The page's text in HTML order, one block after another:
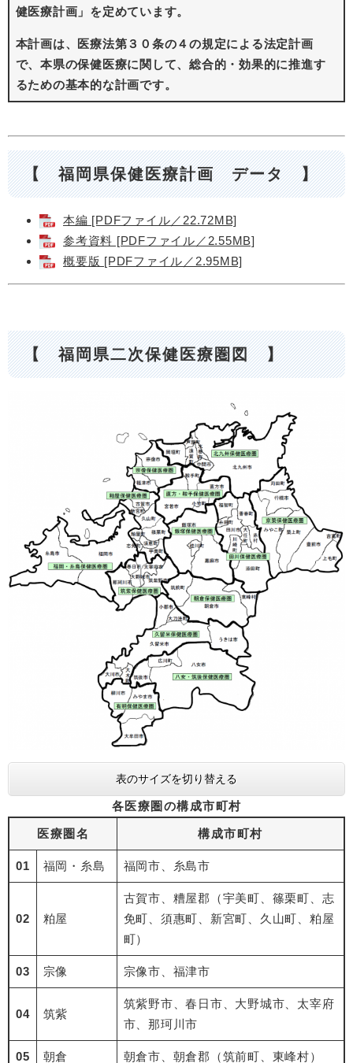
健医療計画」を定めています。
本計画は、医療法第３０条の４の規定による法定計画
で、本県の保健医療に関して、総合的・効果的に推進す
るための基本的な計画です。
【 福岡県保健医療計画 データ 】
本編 [PDFファイル／22.72MB]
参考資料 [PDFファイル／2.55MB]
概要版 [PDFファイル／2.95MB]
【 福岡県二次保健医療圏図 】
表のサイズを切り替える
各医療圏の構成市町村
医療圏名 構成市町村
01 福岡・糸島 福岡市、糸島市
02 粕屋
古賀市、糟屋郡（宇美町、篠栗町、志
免町、須惠町、新宮町、久山町、粕屋
町）
03 宗像 宗像市、福津市
04 筑紫
筑紫野市、春日市、大野城市、太宰府
市、那珂川市
05 朝倉 朝倉市、朝倉郡（筑前町、東峰村）